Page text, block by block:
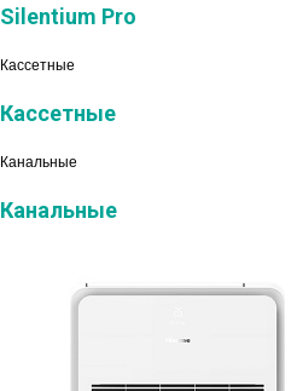
Silentium Pro
Кассетные
Кассетные
Канальные
Канальные